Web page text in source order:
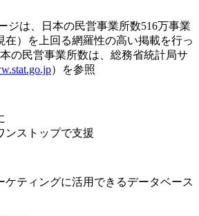
ジは、日本の民営事業所数516万事業
在）を上回る網羅性の高い掲載を行っ
の民営事業所数は、総務省統計局サ
）を参照
ンストップで支援
ケティングに活用できるデータベース